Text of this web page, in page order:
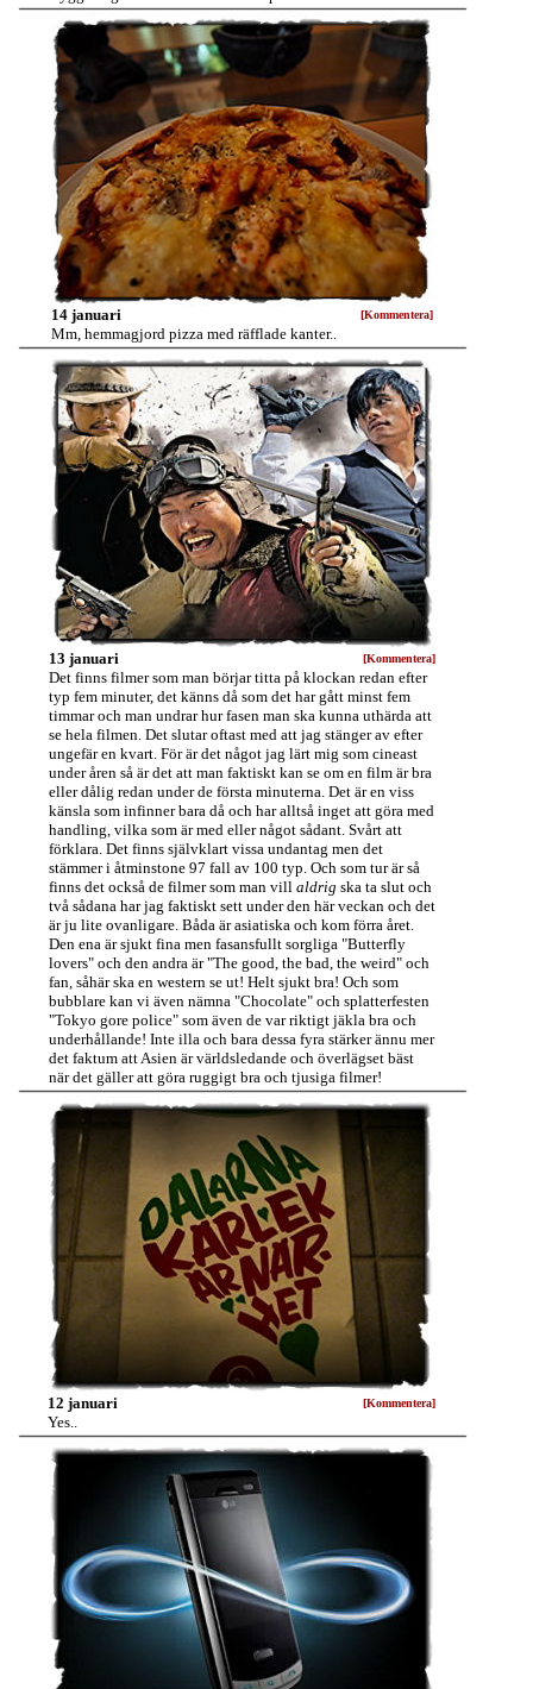
14 januari [Kommentera]
Mm, hemmagjord pizza med räfflade kanter..
13 januari [Kommentera]
Det finns filmer som man börjar titta på klockan redan efter
typ fem minuter, det känns då som det har gått minst fem
timmar och man undrar hur fasen man ska kunna uthärda att
se hela filmen. Det slutar oftast med att jag stänger av efter
ungefär en kvart. För är det något jag lärt mig som cineast
under åren så är det att man faktiskt kan se om en film är bra
eller dålig redan under de första minuterna. Det är en viss
känsla som infinner bara då och har alltså inget att göra med
handling, vilka som är med eller något sådant. Svårt att
förklara. Det finns självklart vissa undantag men det
stämmer i åtminstone 97 fall av 100 typ. Och som tur är så
finns det också de filmer som man vill aldrig ska ta slut och
två sådana har jag faktiskt sett under den här veckan och det
är ju lite ovanligare. Båda är asiatiska och kom förra året.
Den ena är sjukt fina men fasansfullt sorgliga "Butterfly
lovers" och den andra är "The good, the bad, the weird" och
fan, såhär ska en western se ut! Helt sjukt bra! Och som
bubblare kan vi även nämna "Chocolate" och splatterfesten
"Tokyo gore police" som även de var riktigt jäkla bra och
underhållande! Inte illa och bara dessa fyra stärker ännu mer
det faktum att Asien är världsledande och överlägset bäst
när det gäller att göra ruggigt bra och tjusiga filmer!
12 januari [Kommentera]
Yes..